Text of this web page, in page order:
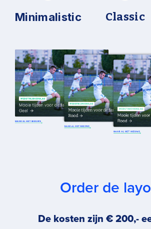
Minimalistic Classic
Order de
De kosten zijn € 200,-